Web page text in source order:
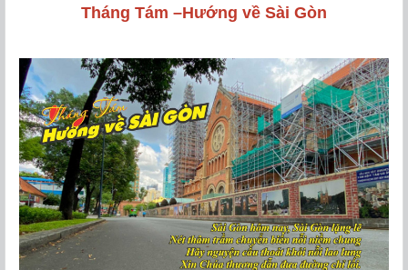
Tháng Tám –Hướng về Sài Gòn